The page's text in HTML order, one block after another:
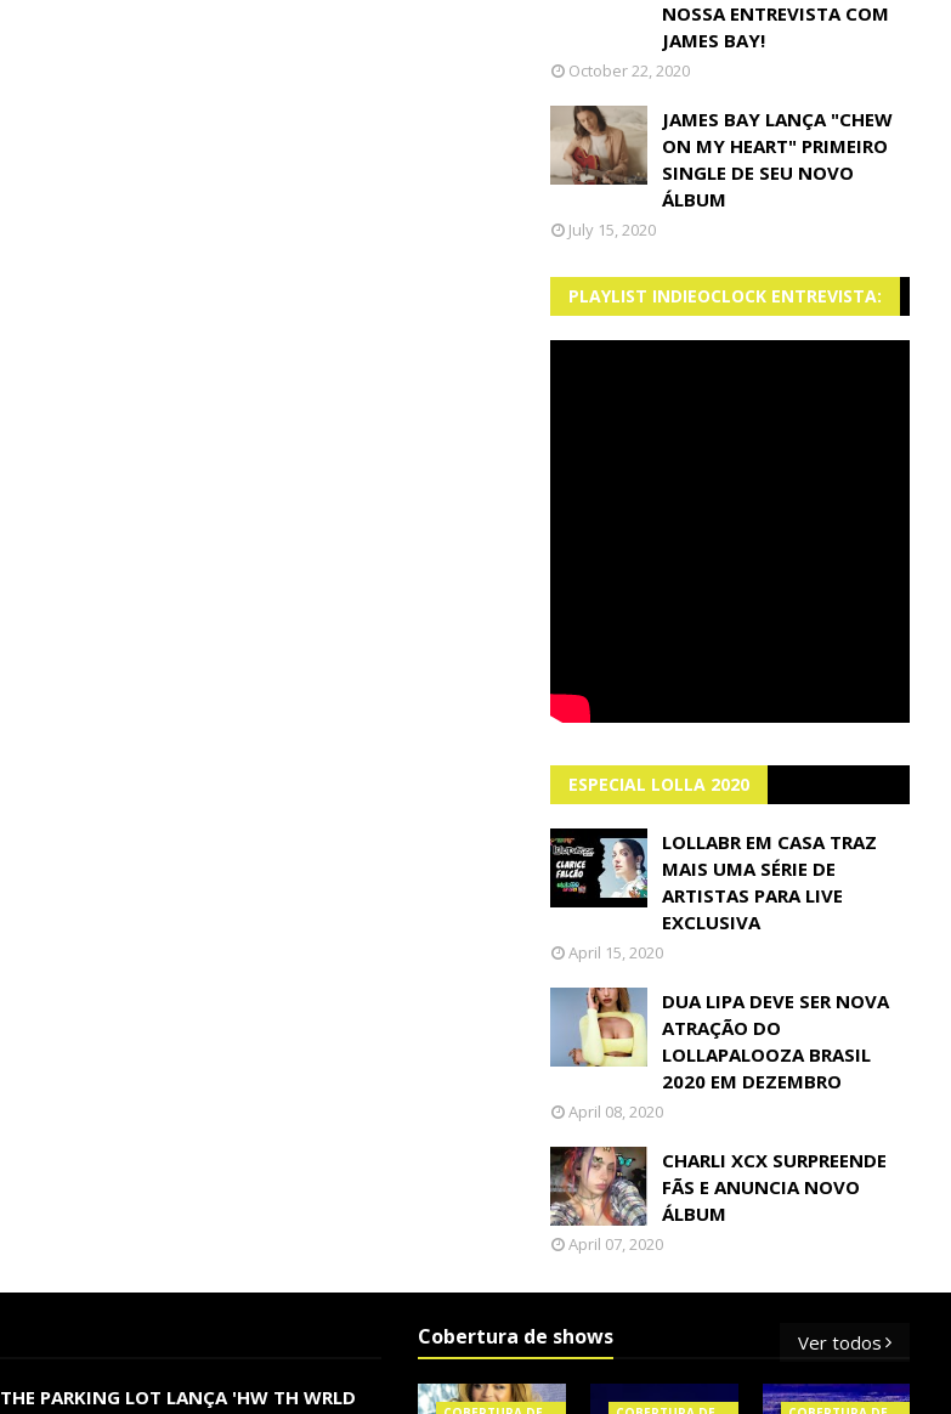
NOSSA ENTREVISTA COM
JAMES BAY!
October 22, 2020
JAMES BAY LANÇA "CHEW
ON MY HEART" PRIMEIRO
SINGLE DE SEU NOVO
ÁLBUM
July 15, 2020
PLAYLIST INDIEOCLOCK ENTREVISTA:
ESPECIAL LOLLA 2020
LOLLABR EM CASA TRAZ
MAIS UMA SÉRIE DE
ARTISTAS PARA LIVE
EXCLUSIVA
April 15, 2020
DUA LIPA DEVE SER NOVA
ATRAÇÃO DO
LOLLAPALOOZA BRASIL
2020 EM DEZEMBRO
April 08, 2020
CHARLI XCX SURPREENDE
FÃS E ANUNCIA NOVO
ÁLBUM
April 07, 2020
THE PARKING LOT LANÇA 'HW TH WRLD
Cobertura de shows Ver todos